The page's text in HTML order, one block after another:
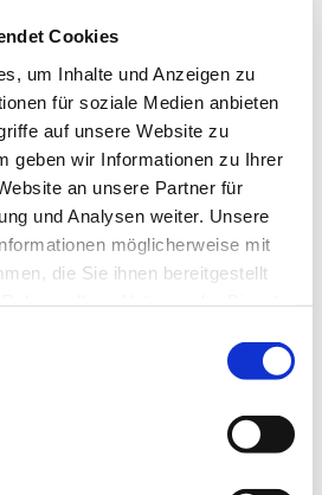
Cookies
um Inhalte und Anzeigen zu
für soziale Medien anbieten
auf unsere Website zu
geben wir Informationen zu Ihrer
an unsere Partner für
und Analysen weiter. Unsere
möglicherweise mit
die Sie ihnen bereitgestellt
für eine verlässliche zeit-
Sie nicht nur ein
Ihr Sonnenschutz
Sie gewinnen auch
die Anwesenheitssimulation
wichtiger Beitrag zum